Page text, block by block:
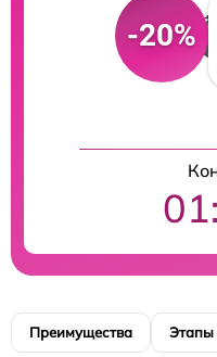
-20%
Преимущества Этапы